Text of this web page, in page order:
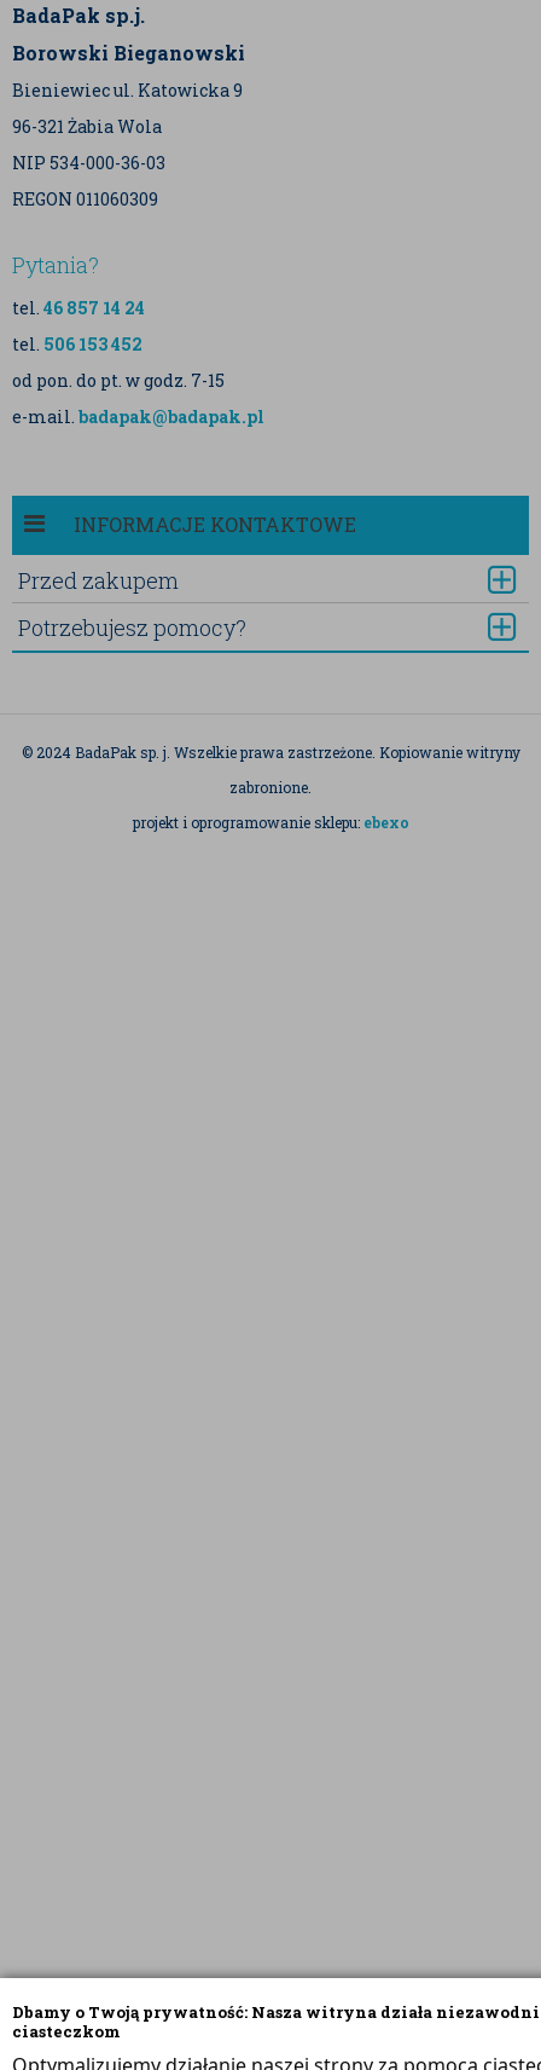
Dbamy o Twoją prywatność: Nasza witryna działa
ciasteczkom
BadaPak sp.j.
Borowski Bieganowski
Bieniewiec ul. Katowicka 9
96-321 Żabia Wola
NIP 534-000-36-03
REGON 011060309
Pytania?
tel. 46 857 14 24
tel. 506 153 452
od pon. do pt. w godz. 7-15
e-mail. badapak@badapak.pl
INFORMACJE KONTAKTOWE
Przed zakupem
Potrzebujesz pomocy?
© 2024 BadaPak sp. j. Wszelkie prawa zastrzeżone. Kopiowanie witryny
zabronione.
projekt i oprogramowanie sklepu: ebexo